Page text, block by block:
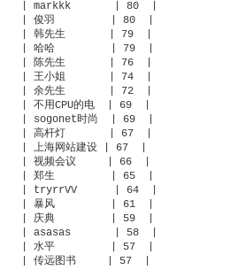
| markkk       | 80  |
| 俊羽         | 80  |
| 韩先生       | 79  |
| 哈哈         | 79  |
| 陈先生       | 76  |
| 王小姐       | 74  |
| 余先生       | 72  |
| 不用CPU的电  | 69  |
| sogonet时尚  | 69  |
| 高杆灯       | 67  |
| 上海网站建设 | 67  |
| 视频会议     | 66  |
| 郑生         | 65  |
| tryrrVV      | 64  |
| 暴风         | 61  |
| 庆典         | 59  |
| asasas       | 58  |
| 水平         | 57  |
| 传远图书     | 57  |